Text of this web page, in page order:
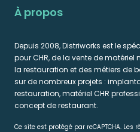
À propos
Depuis 2008, Distriworks est le
pour CHR, de la vente de matériel
la restauration et des métiers de
sur de nombreux projets :
restauration, matériel CHR
concept de restaurant.
Ce site est protégé par reCAPTCHA.